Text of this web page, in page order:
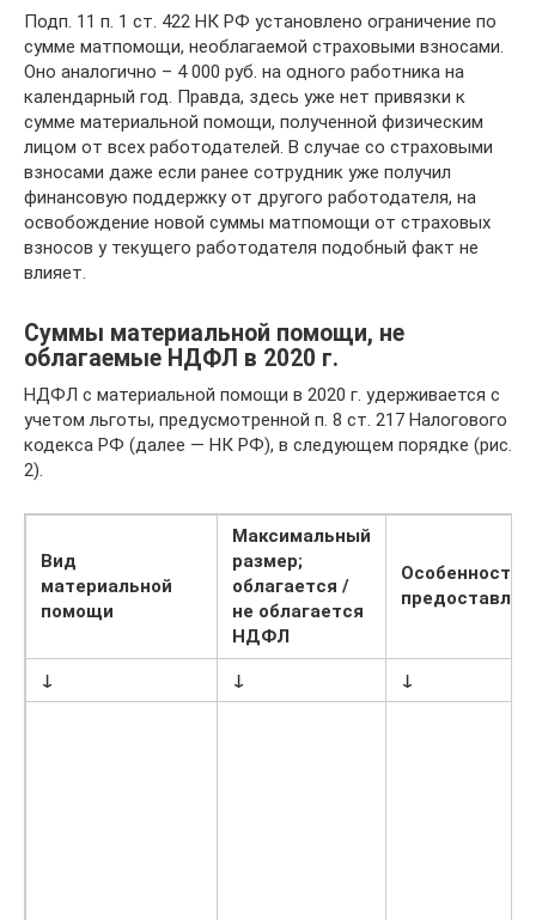
Подп. 11 п. 1 ст. 422 НК РФ установлено ограничение по
сумме матпомощи, необлагаемой страховыми взносами.
Оно аналогично – 4 000 руб. на одного работника на
календарный год. Правда, здесь уже нет привязки к
сумме материальной помощи, полученной физическим
лицом от всех работодателей. В случае со страховыми
взносами даже если ранее сотрудник уже получил
финансовую поддержку от другого работодателя, на
освобождение новой суммы матпомощи от страховых
взносов у текущего работодателя подобный факт не
влияет.
Суммы материальной помощи, не
облагаемые НДФЛ в 2020 г.
НДФЛ с материальной помощи в 2020 г. удерживается с
учетом льготы, предусмотренной п. 8 ст. 217 Налогового
кодекса РФ (далее — НК РФ), в следующем порядке (рис.
2).
Вид
материальной
помощи
Максимальный
размер;
облагается /
не облагается
НДФЛ
Особенности
↓ ↓ ↓